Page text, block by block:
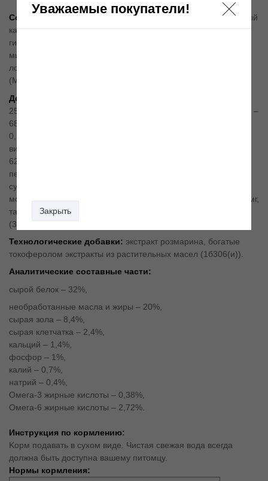
Уважаемые покупатели!
Закрыть
Состав
мясо птицы 43% (сушеное и измельченное), сушеный
картофель, рис, жир птицы, кукуруза, жом сахарной свеклы,
гидролизованная куриная печень, динамически
микронизированный клиноптилолит (1%), пивные дрожжи,
лососевое масло, экстракт цикория, маннан-олигосахариды
(МОС), хлорид калия, экстракт юкки.
Добавки/1 кг.
25000 ME, витамин D
(3a671) – 1875 ME, витамин E (3a700) –
688 мг, фолиевая кислота (3a316) – 2,5 мг, биотин (3a880) –
0,19 мг, ниацин (3a314) – 94 мг, витамин B
витамин B
62,5 мг, безводный йодат кальция (3б202) – 1,9 мг,
пентагидрат сульфата меди (3б405) – 6,3 мг, марганец
сульфат моногидрат (3б503) – 25 мг, сульфат цинка
моногидрат (3б605) – 144 мг, селенит натрия (3б801) – 0,13 мг,
таурин (3a370) – 1250 мг, DL-метионин, технически чистый
(3c301) – 5 г, L-карнитин (3a910) – 100 мг.
Технологические добавки: экстракт розмарина, богатые
токоферолом экстракты из растительных масел (1б306(и)).
Аналитические составные части:
сырой белок – 32%,
необработанные масла и жиры – 20%,
сырая зола – 8,4%,
сырая клетчатка – 2,4%,
кальций – 1,4%,
фосфор – 1%,
калий – 0,7%,
натрий – 0,4%,
Омега-3 жирные кислоты – 0,38%,
Омега-6 жирные кислоты – 2,72%.
Инструкция по кормлению:
Kорм подавать в сухом виде. Чистая свежая вода всегда
должна быть доступна вашему питомцу.
Нормы кормления: